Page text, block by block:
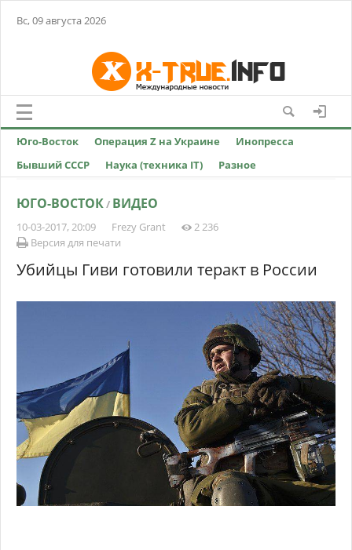
Вс, 09 августа 2026
Юго-Восток Операция Z на Украине
Инопресса
Бывший СССР
Наука (техника IT) Разное
ЮГО-ВОСТОК/ ВИДЕО
10-03-2017, 20:09 Frezy Grant
2 236
Версия для печати
Убийцы Гиви готовили теракт в России